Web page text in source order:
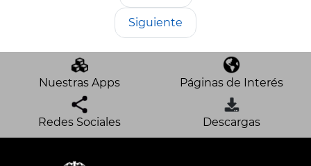
Siguiente
Nuestras Apps Páginas de Interés
Redes Sociales Descargas